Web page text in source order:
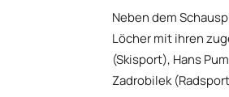
Neben dem
Löcher mit ihren
(Skisport), Hans
Zadrobilek